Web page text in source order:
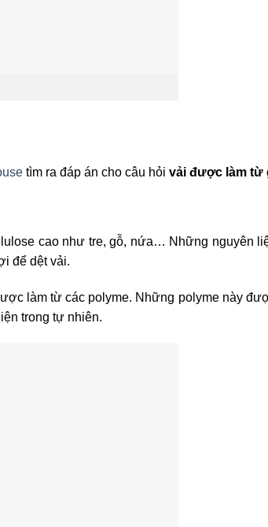
tìm ra đáp án cho câu hỏi vải được làm từ
cao như tre, gỗ, nứa… Những nguyên
để dệt vải.
làm từ các polyme. Những polyme này
trong tự nhiên.